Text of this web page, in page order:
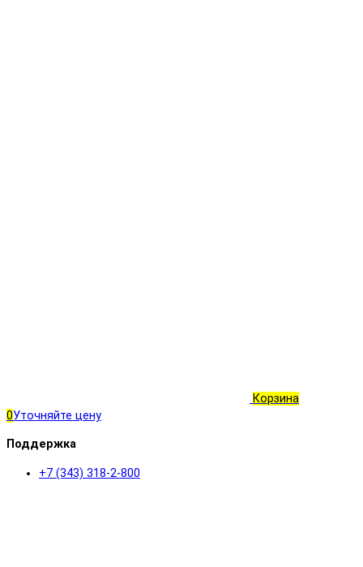
Корзина
0Уточняйте цену
Поддержка
+7 (343) 318-2-800